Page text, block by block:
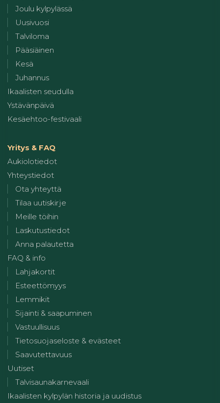
Joulu kylpylässä
Uusivuosi
Talviloma
Pääsiäinen
Kesä
Juhannus
Ikaalisten seudulla
Ystävänpäivä
Kesäehtoo-festivaali
Yritys & FAQ
Aukiolotiedot
Yhteystiedot
Ota yhteyttä
Tilaa uutiskirje
Meille töihin
Laskutustiedot
Anna palautetta
FAQ & info
Lahjakortit
Esteettömyys
Lemmikit
Sijainti & saapuminen
Vastuullisuus
Tietosuojaseloste & evästeet
Saavutettavuus
Uutiset
Talvisaunakarnevaali
Ikaalisten kylpylän historia ja uudistus